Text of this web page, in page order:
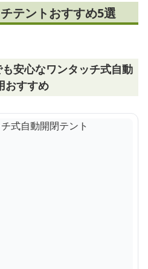
テントおすすめ5選
安心なワンタッチ式自動
おすすめ